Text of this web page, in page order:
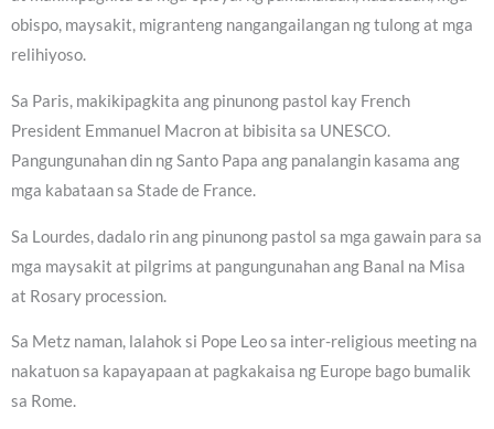
obispo, maysakit, migranteng nangangailangan ng tulong at mga
relihiyoso.
Sa Paris, makikipagkita ang pinunong pastol kay French
President Emmanuel Macron at bibisita sa UNESCO.
Pangungunahan din ng Santo Papa ang panalangin kasama ang
mga kabataan sa Stade de France.
Sa Lourdes, dadalo rin ang pinunong pastol sa mga gawain para sa
mga maysakit at pilgrims at pangungunahan ang Banal na Misa
at Rosary procession.
Sa Metz naman, lalahok si Pope Leo sa inter-religious meeting na
nakatuon sa kapayapaan at pagkakaisa ng Europe bago bumalik
sa Rome.